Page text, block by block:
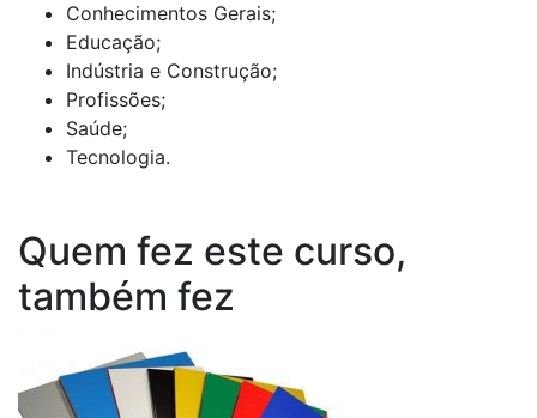
Conhecimentos Gerais;
Educação;
Indústria e Construção;
Profissões;
Saúde;
Tecnologia.
Quem fez este curso,
também fez